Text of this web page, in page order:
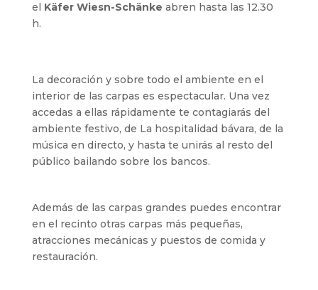
el Käfer Wiesn-Schänke abren hasta las 12.30
h.
La decoración y sobre todo el ambiente en el
interior de las carpas es espectacular. Una vez
accedas a ellas rápidamente te contagiarás del
ambiente festivo, de La hospitalidad bávara, de la
música en directo, y hasta te unirás al resto del
público bailando sobre los bancos.
Además de las carpas grandes puedes encontrar
en el recinto otras carpas más pequeñas,
atracciones mecánicas y puestos de comida y
restauración.